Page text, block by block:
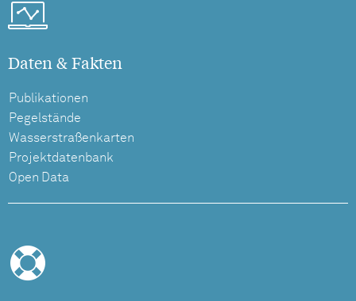
Daten & Fakten
Publikationen
Pegelstände
Wasserstraßenkarten
Projektdatenbank
Open Data